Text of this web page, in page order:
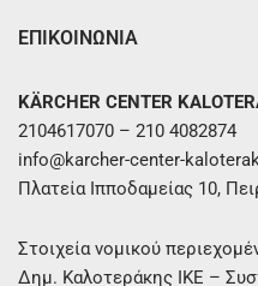
ΕΠΙΚΟΙΝΩΝΙΑ
KÄRCHER CENTER
2104617070 – 210 4082874
info@karcher-center-
Πλατεία Ιπποδαμείας 10,
Στοιχεία νομικού
Δημ. Καλοτεράκης ΙΚΕ –